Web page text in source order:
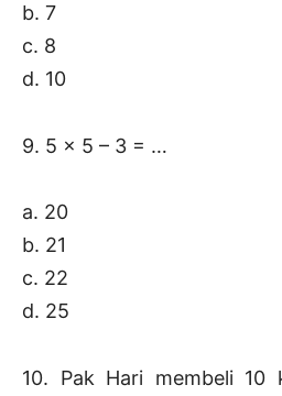
b. 7
c. 8
d. 10
9. 5 x 5 – 3 = …
a. 20
b. 21
c. 22
d. 25
10. Pak Hari membeli 10